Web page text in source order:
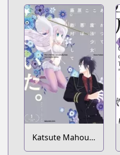
Katsute Mahou
Shoujo to Aku